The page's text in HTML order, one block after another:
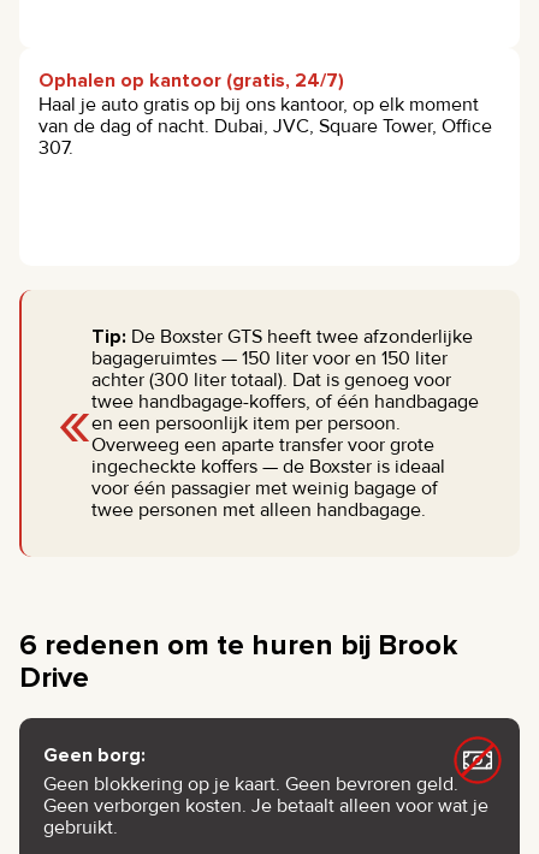
Ophalen op kantoor (gratis, 24/7)
Haal je auto gratis op bij ons kantoor, op elk moment
van de dag of nacht. Dubai, JVC, Square Tower, Office
307.
«
Tip: De Boxster GTS heeft twee afzonderlijke
bagageruimtes — 150 liter voor en 150 liter
achter (300 liter totaal). Dat is genoeg voor
twee handbagage-koffers, of één handbagage
en een persoonlijk item per persoon.
Overweeg een aparte transfer voor grote
ingecheckte koffers — de Boxster is ideaal
voor één passagier met weinig bagage of
twee personen met alleen handbagage.
6 redenen om te huren bij Brook
Drive
Geen borg:
Geen blokkering op je kaart. Geen bevroren geld.
Geen verborgen kosten. Je betaalt alleen voor wat je
gebruikt.